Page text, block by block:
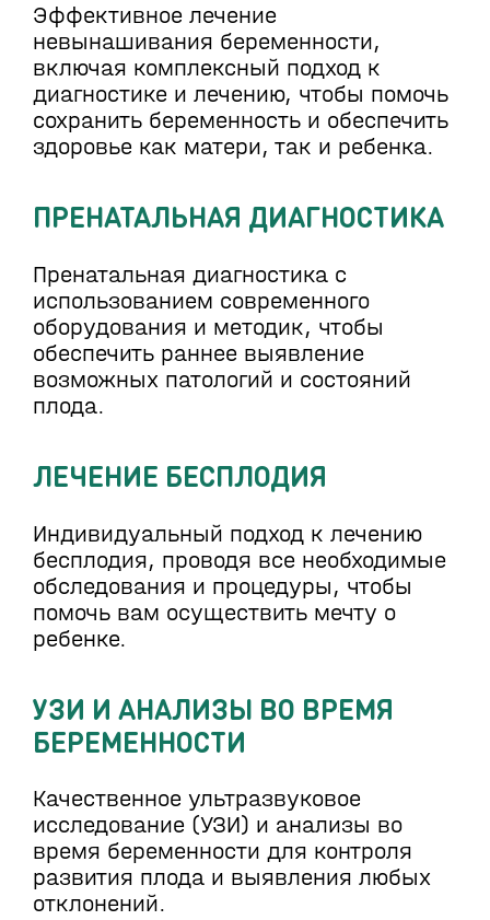
Эффективное лечение
невынашивания беременности,
включая комплексный подход к
диагностике и лечению, чтобы помочь
сохранить беременность и обеспечить
здоровье как матери, так и ребенка.
ПРЕНАТАЛЬНАЯ ДИАГНОСТИКА
Пренатальная диагностика с
использованием современного
оборудования и методик, чтобы
обеспечить раннее выявление
возможных патологий и состояний
плода.
ЛЕЧЕНИЕ БЕСПЛОДИЯ
Индивидуальный подход к лечению
бесплодия, проводя все необходимые
обследования и процедуры, чтобы
помочь вам осуществить мечту о
ребенке.
УЗИ И АНАЛИЗЫ ВО ВРЕМЯ
БЕРЕМЕННОСТИ
Качественное ультразвуковое
исследование (УЗИ) и анализы во
время беременности для контроля
развития плода и выявления любых
отклонений.